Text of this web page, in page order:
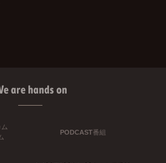
are hands on
PODCAST番組